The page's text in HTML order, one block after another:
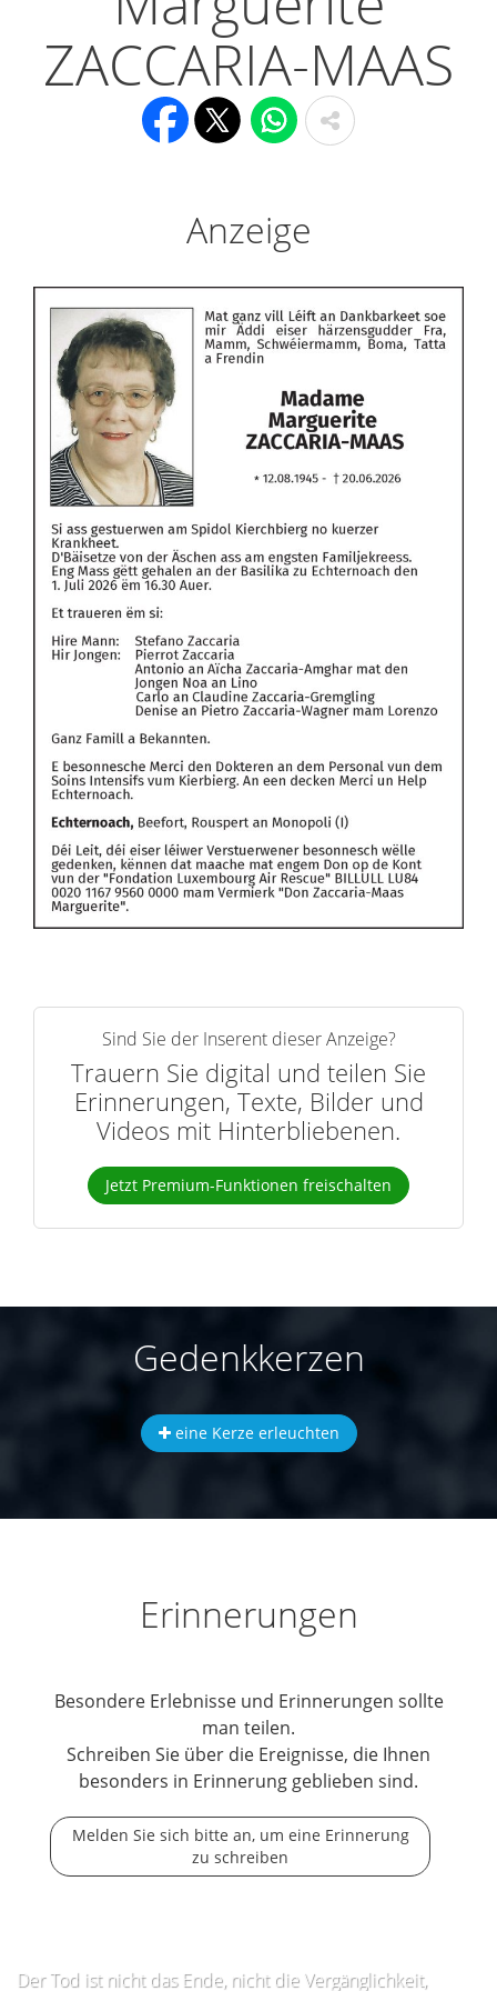
ZACCARIA-MAAS
Anzeige
Sind Sie der Inserent dieser Anzeige?
Trauern Sie digital und teilen Sie
Erinnerungen, Texte, Bilder und
Videos mit Hinterbliebenen.
Jetzt Premium-Funktionen freischalten
Gedenkkerzen
eine Kerze erleuchten
Erinnerungen
Besondere Erlebnisse und Erinnerungen sollte
man teilen.
Schreiben Sie über die Ereignisse, die Ihnen
besonders in Erinnerung geblieben sind.
Melden Sie sich bitte an, um eine Erinnerung
zu schreiben
Der Tod ist nicht das Ende, nicht die Vergänglichkeit,